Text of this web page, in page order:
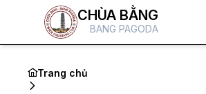
CHÙA BẰNG
BANG PAGODA
Trang chủ